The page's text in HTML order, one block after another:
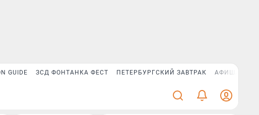
GUIDE ЗСД ФОНТАНКА ФЕСТ ПЕТЕРБУРГСКИЙ ЗАВТРАК АФИША PLUS